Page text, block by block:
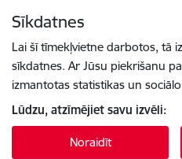
Sīkdatnes
Lai šī tīmekļvietne darbotos, tā
sīkdatnes. Ar Jūsu piekrišanu
izmantotas statistikas un
Lūdzu, atzīmējiet savu izvēli:
Noraidīt